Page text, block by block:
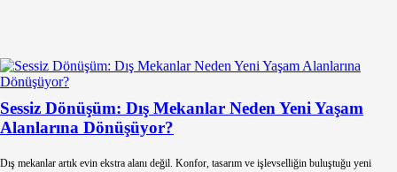
Sessiz Dönüşüm: Dış Mekanlar Neden Yeni Yaşam
Alanlarına Dönüşüyor?
Dış mekanlar artık evin ekstra alanı değil. Konfor, tasarım ve işlevselliğin buluştuğu yeni